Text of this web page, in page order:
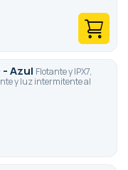
- Azul Flotante y IPX7,
y luz intermitente al